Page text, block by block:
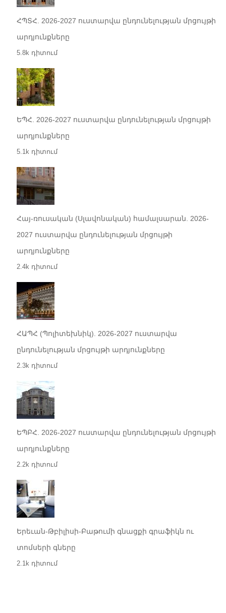
ՀՊՏՀ. 2026-2027 ուստարվա ընդունելության մրցույթի
արդյունքները
5.8k դիտում
ԵՊՀ. 2026-2027 ուստարվա ընդունելության մրցույթի
արդյունքները
5.1k դիտում
Հայ-ռուսական (Սլավոնական) համալսարան. 2026-
2027 ուստարվա ընդունելության մրցույթի
արդյունքները
2.4k դիտում
ՀԱՊՀ (Պոլիտեխնիկ). 2026-2027 ուստարվա
ընդունելության մրցույթի արդյունքները
2.3k դիտում
ԵՊԲՀ. 2026-2027 ուստարվա ընդունելության մրցույթի
արդյունքները
2.2k դիտում
Երեւան-Թբիլիսի-Բաթումի գնացքի գրաֆիկն ու
տոմսերի գները
2.1k դիտում